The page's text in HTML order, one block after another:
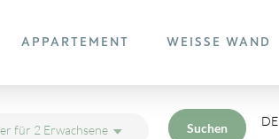
APPARTEMENT WEISSE WAND
für 2 Erwachsene Suchen DE